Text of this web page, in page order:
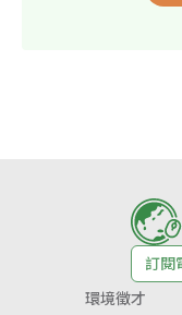
訂閱
環境徵才